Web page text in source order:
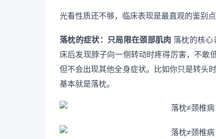
光看性质还不够，临床表现是最直观的鉴别
落枕的症状：只局限在颈部肌肉 落枕的核心
床后发现脖子向一侧转动时疼得厉害，不敢
但不会出现其他全身症状。比如你只是转头
基本就是落枕。